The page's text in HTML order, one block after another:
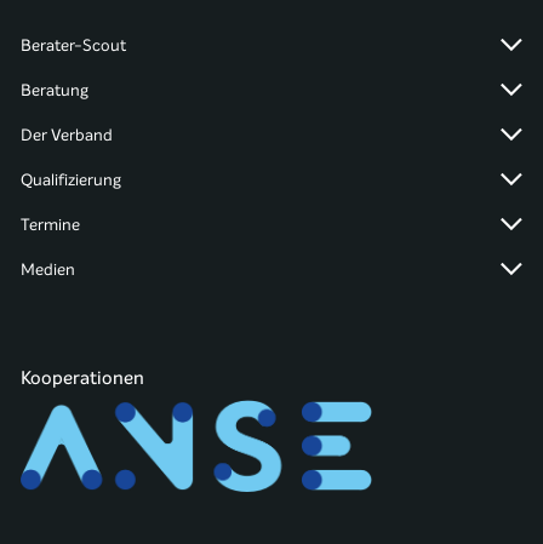
Berater-Scout
Beratung
Der Verband
Qualifizierung
Termine
Medien
Kooperationen